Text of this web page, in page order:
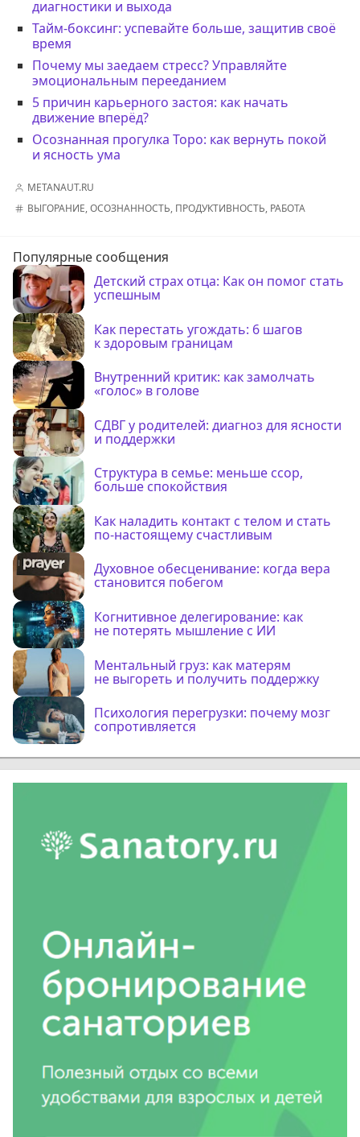
диагностики и выхода
Тайм-боксинг: успевайте больше, защитив своё
время
Почему мы заедаем стресс? Управляйте
эмоциональным перееданием
5 причин карьерного застоя: как начать
движение вперёд?
Осознанная прогулка Торо: как вернуть покой
и ясность ума
METANAUT.RU
ВЫГОРАНИЕ,ОСОЗНАННОСТЬ, ПРОДУКТИВНОСТЬ, РАБОТА
Популярные сообщения
Детский страх отца: Как он помог стать
успешным
Как перестать угождать: 6 шагов
к здоровым границам
Внутренний критик: как замолчать
«голос» в голове
СДВГ у родителей: диагноз для ясности
и поддержки
Структура в семье: меньше ссор,
больше спокойствия
Как наладить контакт с телом и стать
по-настоящему счастливым
Духовное обесценивание: когда вера
становится побегом
Когнитивное делегирование: как
не потерять мышление с ИИ
Ментальный груз: как матерям
не выгореть и получить поддержку
Психология перегрузки: почему мозг
сопротивляется